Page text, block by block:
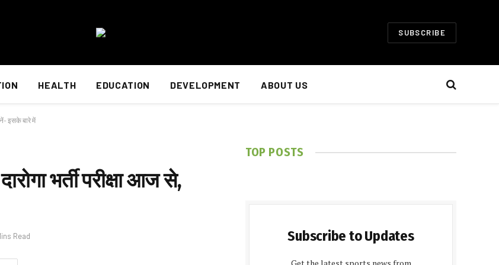
SUBSCRIBE
HEALTH EDUCATION DEVELOPMENT ABOUT US
इसके बारे में
भर्ती परीक्षा आज से,
Read
TOP POSTS
Subscribe to Updates